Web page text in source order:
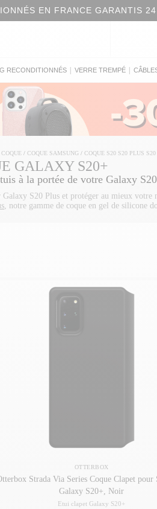
EN FRANCE GARANTIS
RECONDITIONNÉS VERRE TREMPÉ
COQUE / COQUE SAMSUNG / COQUE S20 S20 PLUS
GALAXY S20+
à la portée de votre Galaxy
Galaxy S20 Plus et protéger au mieux
, notre gamme de coque en gel de silicone
OTTERBOX
Strada Via Series Coque Clapet pour
Galaxy S20+, Noir
Etui clapet Galaxy S20+